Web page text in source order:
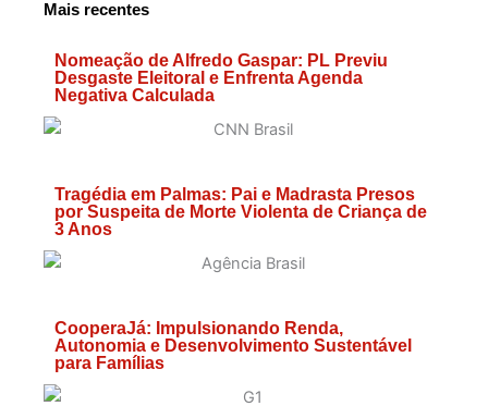
Mais recentes
Nomeação de Alfredo Gaspar: PL Previu
Desgaste Eleitoral e Enfrenta Agenda
Negativa Calculada
Tragédia em Palmas: Pai e Madrasta Presos
por Suspeita de Morte Violenta de Criança de
3 Anos
CooperaJá: Impulsionando Renda,
Autonomia e Desenvolvimento Sustentável
para Famílias